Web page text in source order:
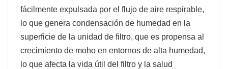
fácilmente expulsada por el flujo de aire respirable,
lo que genera condensación de humedad en la
superficie de la unidad de filtro, que es propensa al
crecimiento de moho en entornos de alta humedad,
lo que afecta la vida útil del filtro y la salud